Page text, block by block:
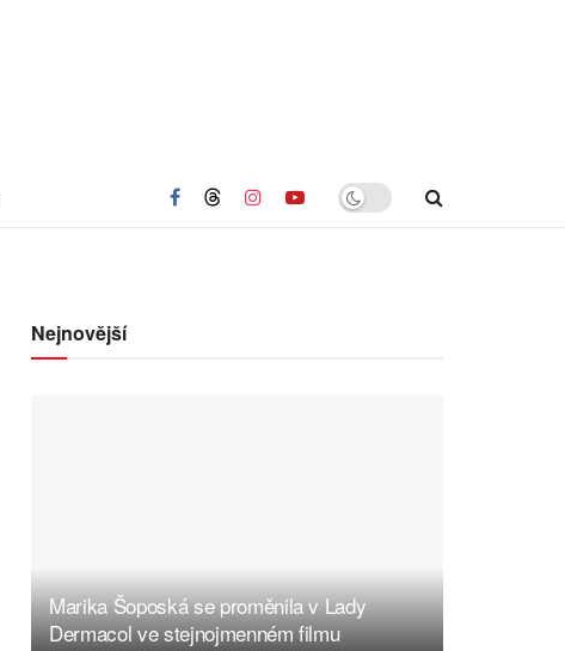
Nejnovější
Marika Šoposká se proměnila v Lady
Dermacol ve stejnojmenném filmu